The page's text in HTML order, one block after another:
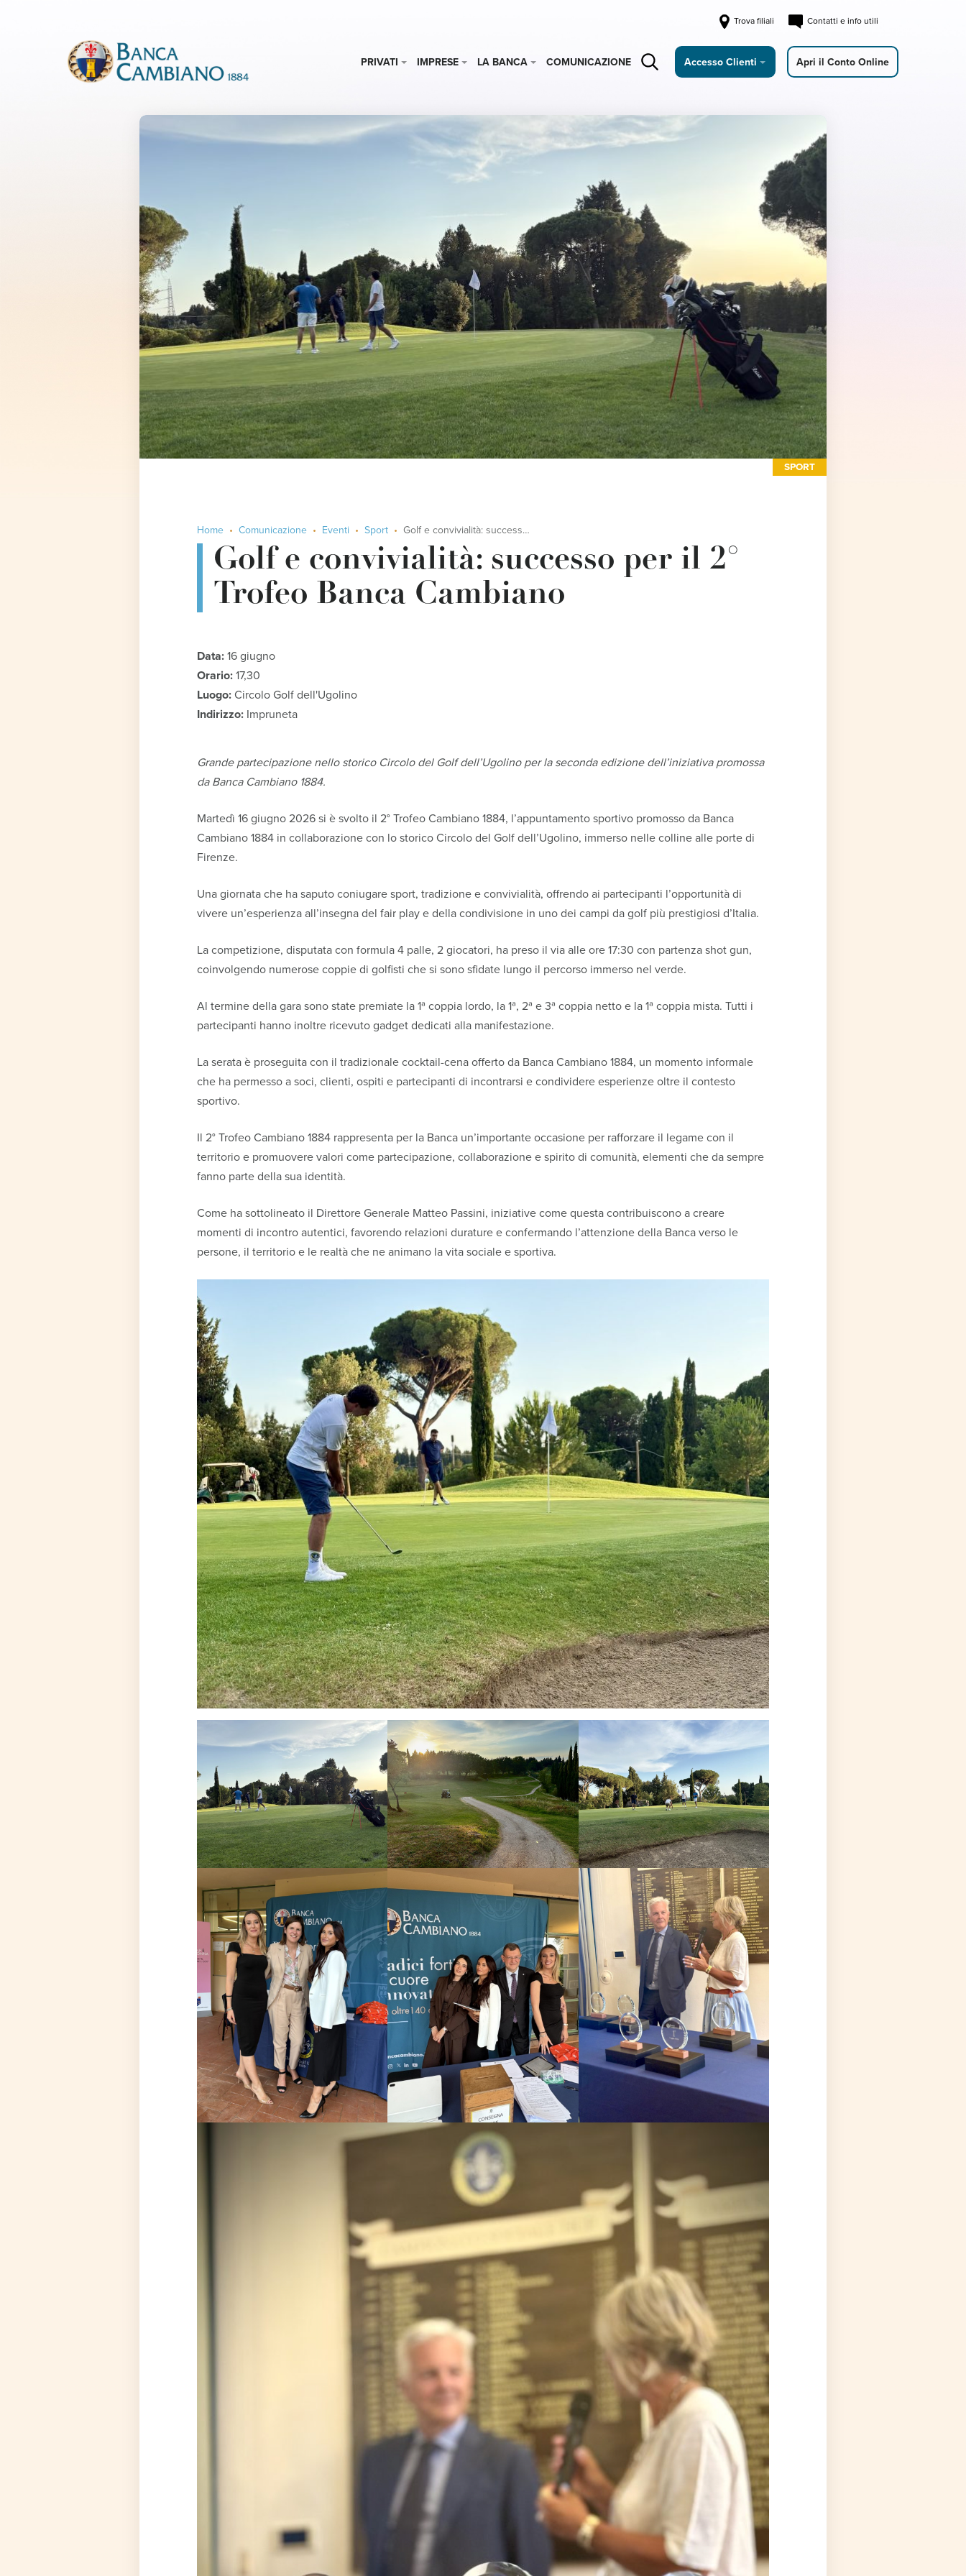
Trova filiali Contatti e info utili
PRIVATI IMPRESE LA BANCA COMUNICAZIONE Accesso Clienti Apri il Conto Online
Home Comunicazione Eventi Sport Golf e convivialità: successo per il 2° Trofeo Banca Cambiano
Golf e convivialità: successo per il 2°
Trofeo Banca Cambiano
SPORT
Data:16 giugno
Orario:17,30
Luogo:Circolo Golf dell'Ugolino
Indirizzo:Impruneta
Grande partecipazione nello storico Circolo del Golf dell’Ugolino per la seconda edizione dell’iniziativa promossa
da Banca Cambiano 1884.
Martedì 16 giugno 2026 si è svolto il 2° Trofeo Cambiano 1884, l’appuntamento sportivo promosso da Banca
Cambiano 1884 in collaborazione con lo storico Circolo del Golf dell’Ugolino, immerso nelle colline alle porte di
Firenze.
Una giornata che ha saputo coniugare sport, tradizione e convivialità, offrendo ai partecipanti l’opportunità di
vivere un’esperienza all’insegna del fair play e della condivisione in uno dei campi da golf più prestigiosi d’Italia.
La competizione, disputata con formula 4 palle, 2 giocatori, ha preso il via alle ore 17:30 con partenza shot gun,
coinvolgendo numerose coppie di golfisti che si sono sfidate lungo il percorso immerso nel verde.
Al termine della gara sono state premiate la 1ª coppia lordo, la 1ª, 2ª e 3ª coppia netto e la 1ª coppia mista. Tutti i
partecipanti hanno inoltre ricevuto gadget dedicati alla manifestazione.
La serata è proseguita con il tradizionale cocktail-cena offerto da Banca Cambiano 1884, un momento informale
che ha permesso a soci, clienti, ospiti e partecipanti di incontrarsi e condividere esperienze oltre il contesto
sportivo.
Il 2° Trofeo Cambiano 1884 rappresenta per la Banca un’importante occasione per rafforzare il legame con il
territorio e promuovere valori come partecipazione, collaborazione e spirito di comunità, elementi che da sempre
fanno parte della sua identità.
Come ha sottolineato il Direttore Generale Matteo Passini, iniziative come questa contribuiscono a creare
momenti di incontro autentici, favorendo relazioni durature e confermando l’attenzione della Banca verso le
persone, il territorio e le realtà che ne animano la vita sociale e sportiva.